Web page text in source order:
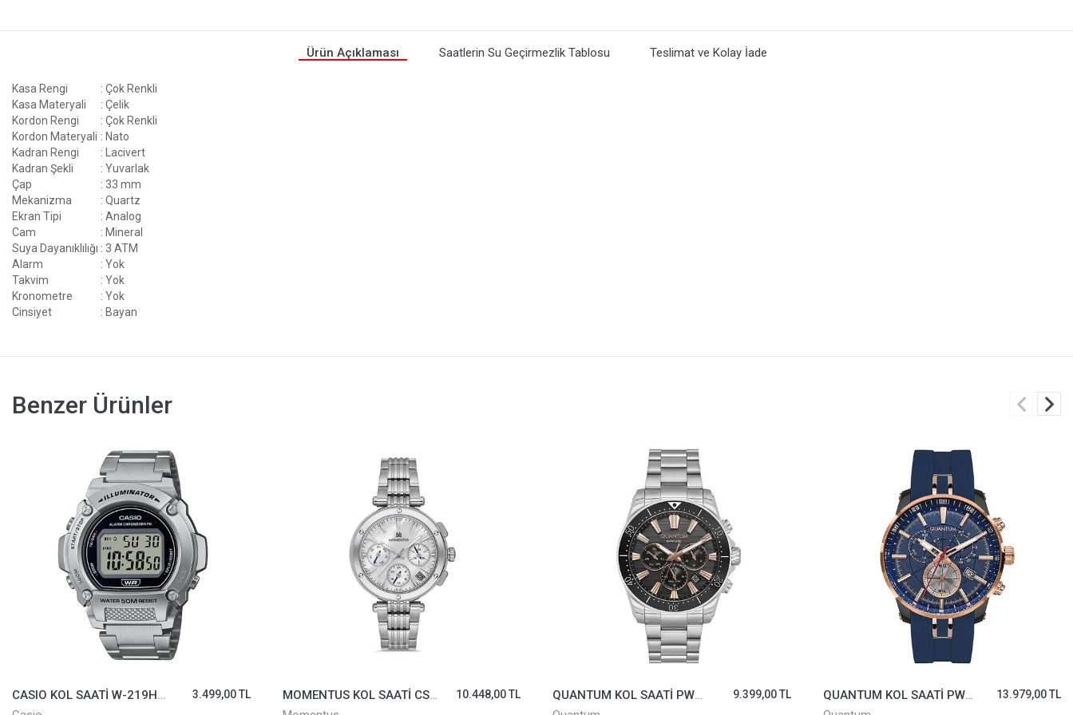
Ürün Açıklaması Saatlerin Su Geçirmezlik Tablosu Teslimat ve Kolay İade
Kasa Rengi
: Çok Renkli
Kasa Materyali
: Çelik
Kordon Rengi
: Çok Renkli
Kordon Materyali : Nato
Kadran Rengi
: Lacivert
Kadran Şekli
: Yuvarlak
Çap
: 33 mm
Mekanizma
: Quartz
Ekran Tipi
: Analog
Cam
: Mineral
Suya Dayanıklılığı : 3 ATM
Alarm
: Yok
Takvim
: Yok
Kronometre
: Yok
Cinsiyet
: Bayan
Benzer Ürünler
CASIO KOL SAATİ W-219HD-1AVDF
3.499,00 TL
MOMENTUS KOL SAATİ CS263S-09SS
10.448,00 TL
QUANTUM KOL SAATİ PWG1142S.380
9.399,00 TL
QUANTUM KOL SAATİ PWG560.099
13.979,00 TL